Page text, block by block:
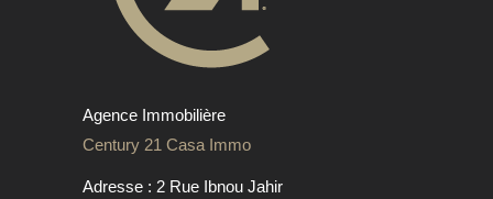
Agence Immobilière
Century 21 Casa Immo
Adresse : 2 Rue Ibnou Jahir